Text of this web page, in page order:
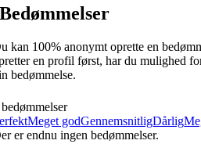
Bedømmelser
kan 100% anonymt oprette en
en profil først, har du mulighed
bedømmelse.
Meget godGennemsnitligDårlig
er endnu ingen bedømmelser.